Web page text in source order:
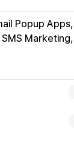
Popup Apps
Marketing